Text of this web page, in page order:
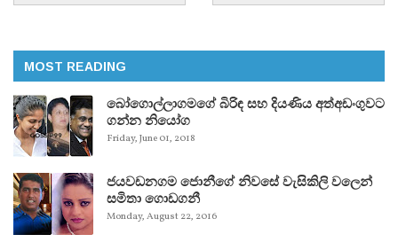
MOST READING
බෝගොල්ලාගමගේ බිරිඳ සහ දියණිය අත්අඩංගුවට
ගන්න නියෝග
Friday, June 01, 2018
ජයවඩනගම ජොනීගේ නිවසේ වැසිකිලි වලෙන්
සමිතා ගොඩගනී
Monday, August 22, 2016